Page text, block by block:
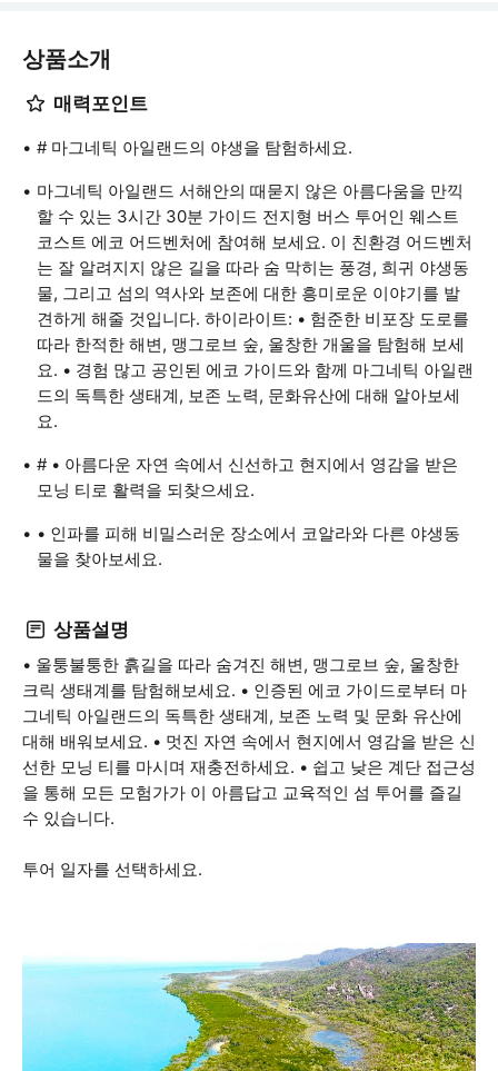
상품소개
매력포인트
# 마그네틱 아일랜드의 야생을 탐험하세요.
마그네틱 아일랜드 서해안의 때묻지 않은 아름다움을 만끽
할 수 있는 3시간 30분 가이드 전지형 버스 투어인 웨스트
코스트 에코 어드벤처에 참여해 보세요. 이 친환경 어드벤처
는 잘 알려지지 않은 길을 따라 숨 막히는 풍경, 희귀 야생동
물, 그리고 섬의 역사와 보존에 대한 흥미로운 이야기를 발
견하게 해줄 것입니다. 하이라이트: • 험준한 비포장 도로를
따라 한적한 해변, 맹그로브 숲, 울창한 개울을 탐험해 보세
요. • 경험 많고 공인된 에코 가이드와 함께 마그네틱 아일랜
드의 독특한 생태계, 보존 노력, 문화유산에 대해 알아보세
요.
# • 아름다운 자연 속에서 신선하고 현지에서 영감을 받은
모닝 티로 활력을 되찾으세요.
• 인파를 피해 비밀스러운 장소에서 코알라와 다른 야생동
물을 찾아보세요.
상품설명
• 울퉁불퉁한 흙길을 따라 숨겨진 해변, 맹그로브 숲, 울창한
크릭 생태계를 탐험해보세요. • 인증된 에코 가이드로부터 마
그네틱 아일랜드의 독특한 생태계, 보존 노력 및 문화 유산에
대해 배워보세요. • 멋진 자연 속에서 현지에서 영감을 받은 신
선한 모닝 티를 마시며 재충전하세요. • 쉽고 낮은 계단 접근성
을 통해 모든 모험가가 이 아름답고 교육적인 섬 투어를 즐길
수 있습니다.
투어 일자를 선택하세요.